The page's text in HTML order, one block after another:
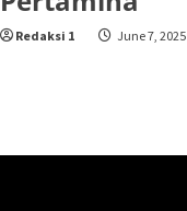
Redaksi 1 June 7, 2025